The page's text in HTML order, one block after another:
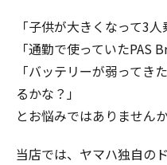
「子供が大きくなって3
「通勤で使っていたPAS
「バッテリーが弱ってき
るかな？」
とお悩みではありません
当店では、ヤマハ独自の